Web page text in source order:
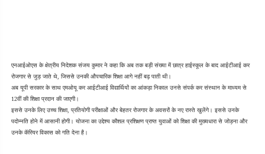
एनआईओएस के क्षेत्रीय निदेशक संजय कुमार ने कहा कि अब तक बड़ी संख्या में छात्र हाईस्कूल के बाद आईटीआई कर
रोजगार से जुड़ जाते थे, जिससे उनकी औपचारिक शिक्षा आगे नहीं बढ़ पाती थी।
अब यूपी सरकार के साथ एमओयू कर आईटीआई विद्यार्थियों का आंकड़ा निकाल उनसे संपर्क कर संस्थान के माध्यम से
12वीं की शिक्षा प्रदान की जाएगी।
इससे उनके लिए उच्च शिक्षा, प्रतियोगी परीक्षाओं और बेहतर रोजगार के अवसरों के नए रास्ते खुलेंगे। इससे उनके
पदोन्नति होने में आसानी होगी। योजना का उद्देश्य कौशल प्रशिक्षण प्राप्त युवाओं को शिक्षा की मुख्यधारा से जोड़ना और
उनके कॅरियर विकास को गति देना है।